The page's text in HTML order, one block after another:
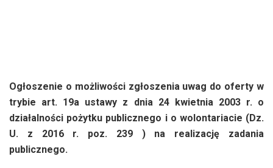
Ogłoszenie o możliwości zgłoszenia uwag do oferty w
trybie art. 19a ustawy z dnia 24 kwietnia 2003 r. o
działalności pożytku publicznego i o wolontariacie (Dz.
U. z 2016 r. poz. 239 ) na realizację zadania
publicznego.